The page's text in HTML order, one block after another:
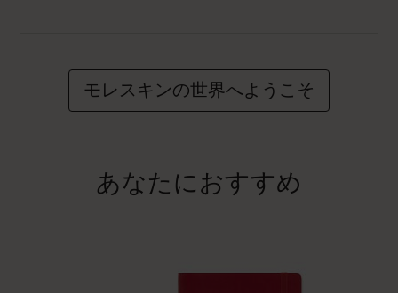
モレスキンの世界へようこそ
あなたにおすすめ